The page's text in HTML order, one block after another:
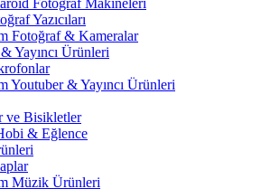
Fotoğraf Makineleri
Yazıcıları
Fotoğraf & Kameralar
Yayıncı Ürünleri
Youtuber & Yayıncı Ürünleri
ve Bisikletler
& Eğlence
Müzik Ürünleri